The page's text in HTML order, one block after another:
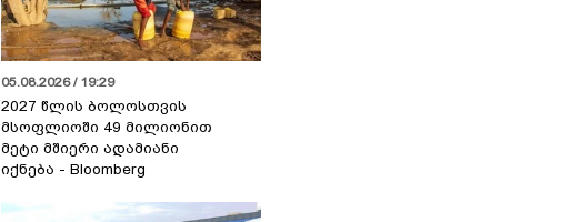
05.08.2026 / 19:29
2027 წლის ბოლოსთვის
მსოფლიოში 49 მილიონით
მეტი მშიერი ადამიანი
იქნება - Bloomberg